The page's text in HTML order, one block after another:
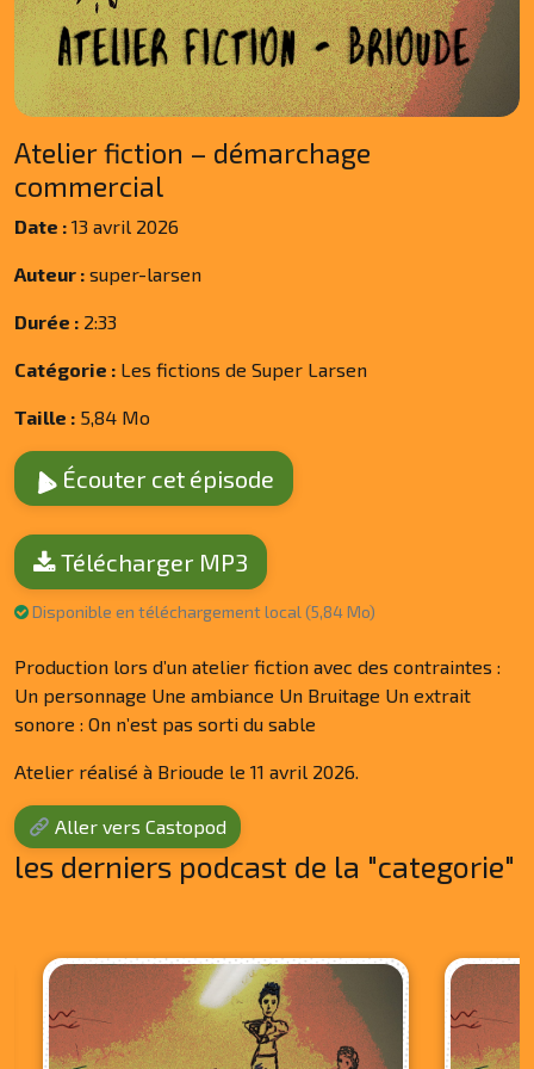
Atelier fiction – démarchage
commercial
Date : 13 avril 2026
Auteur : super-larsen
Durée : 2:33
Catégorie : Les fictions de Super Larsen
Taille : 5,84 Mo
Écouter cet épisode
Télécharger MP3
Disponible en téléchargement local (5,84 Mo)
Production lors d’un atelier fiction avec des contraintes :
Un personnage Une ambiance Un Bruitage Un extrait
sonore : On n’est pas sorti du sable
Atelier réalisé à Brioude le 11 avril 2026.
Aller vers Castopod
les derniers podcast de la "categorie"